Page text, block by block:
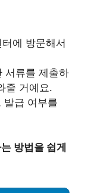
에 방문해서
서류를 제출하
줄 거예요.
발급 여부를
방법을 쉽게